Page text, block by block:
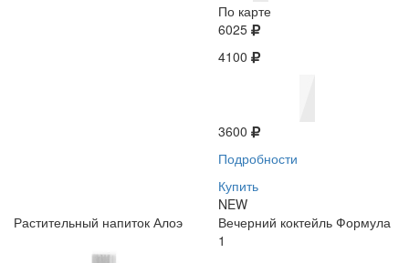
По карте
6025
4100
3600
Подробности
Купить
NEW
Растительный напиток Алоэ
Вечерний коктейль Формула
1